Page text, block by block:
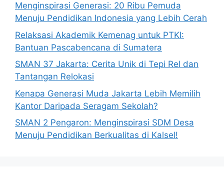
Menginspirasi Generasi: 20 Ribu Pemuda
Menuju Pendidikan Indonesia yang Lebih Cerah
Relaksasi Akademik Kemenag untuk PTKI:
Bantuan Pascabencana di Sumatera
SMAN 37 Jakarta: Cerita Unik di Tepi Rel dan
Tantangan Relokasi
Kenapa Generasi Muda Jakarta Lebih Memilih
Kantor Daripada Seragam Sekolah?
SMAN 2 Pengaron: Menginspirasi SDM Desa
Menuju Pendidikan Berkualitas di Kalsel!